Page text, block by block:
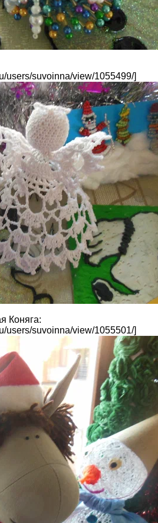
users/suvoinna/view/1055499/]
Коняга:
users/suvoinna/view/1055501/]